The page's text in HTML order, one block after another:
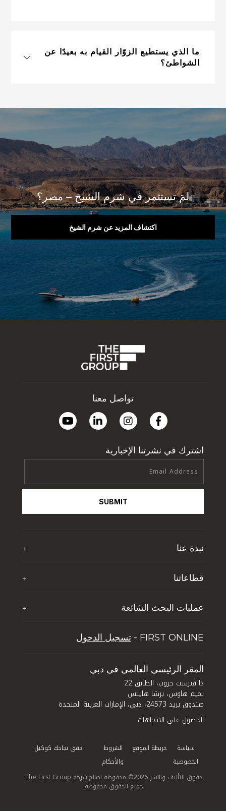
ما الذي يستطيع الزوّار القيام به بعيدًا عن
الشواطئ؟
لمَ تستثمر في شرم الشيخ – مصر؟
اكتشاف المزيد عن شرم الشيخ
تواصل معنا
اشترك في نشرتنا الإخبارية
SUBMIT
نبذة عنا +
آخر الأخبار
الوظائف
قطاعاتنا +
تي إف جي جلوبال سوليوشنز
إدارة الأصول
عمليات البحث الشائعة +
نصائح للاستثمار العقاري في دبي
قطاعي العقارات والفنادق في المدينة
FIRST ONLINE - تسجيل الدخول
المقر الرئيسي العالمي في دبي
ذا فيرست جروب، الطابق 22
تميم هاوس، برشا هايتس
صندوق بريد 24573، دبي، الإمارات العربية المتحدة
الحصول على الاتجاهات
سياسة
الخصوصية
خريطة الموقع
الشروط
والأحكام
حقق نجاحك كوكيل
حقوق التأليف والنشر 2026© محفوظة لصالح شركة The First Group.
جميع الحقوق محفوظة.